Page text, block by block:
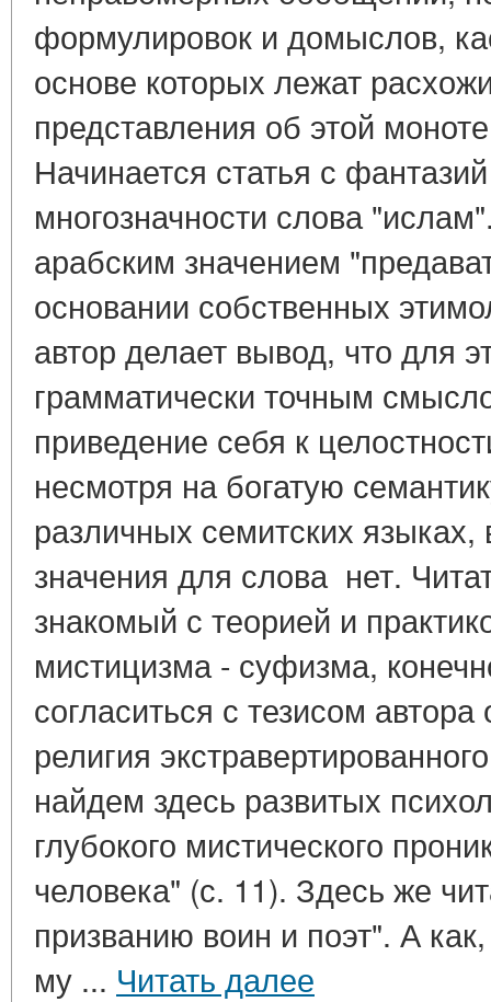
формулировок и домыслов,
основе которых лежат
представления об этой
Начинается статья с
многозначности слова
арабским значением
основании собственных
автор делает вывод, что для
грамматически точным
приведение себя к
несмотря на богатую
различных семитских языках,
значения для слова нет.
знакомый с теорией и
мистицизма - суфизма,
согласиться с тезисом
религия
найдем здесь развитых
глубокого мистического
человека" (с. 11). Здесь же
призванию воин и поэт". А
му ... Читать далее